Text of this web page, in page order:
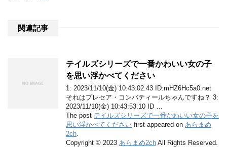
関連記事
テイルズシリーズで一番かわいい女の子
を思い浮かべてください
1: 2023/11/10(金) 10:43:02.43 ID:mHZ6Hc5a0.net
それはプレセア・コンバティールちゃんですね？ 3:
2023/11/10(金) 10:43:53.10 ID …
The post テイルズシリーズで一番かわいい女の子を
思い浮かべてください first appeared on あらまめ
2ch
Copyright © 2023 あらまめ2ch All Rights Reserved.